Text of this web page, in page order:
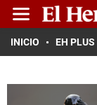
INICIO EH PLUS